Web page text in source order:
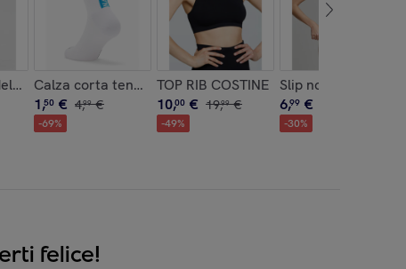
x3 uomo
Calza corta tennis unisex Napoli
1,50 € 4,99 €
-69%
TOP RIB COSTINE
10,00 € 19,99 €
-49%
Slip no stress
6,99 €
-30%
felice!